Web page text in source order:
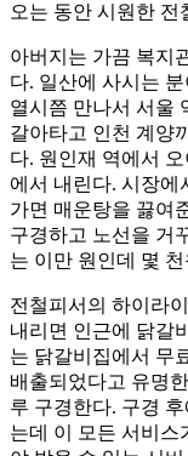
오는 동안 시원한 전
아버지는 가끔 복지
다. 일산에 사시는
열시쯤 만나서 서울
갈아타고 인천 계양
다. 원인재 역에서
에서 내린다. 시장에
가면 매운탕을 끓여
구경하고 노선을 거
는 이만 원인데 몇
전철피서의 하이라
내리면 인근에 닭갈
는 닭갈비집에서 무
배출되었다고 유명
루 구경한다. 구경
는데 이 모든 서비스